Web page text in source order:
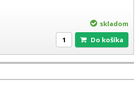
skladom
Do košíka